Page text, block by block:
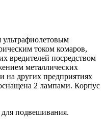
ультрафиолетовым
током комаров,
вредителей посредством
металлических
на других предприятиях
2 лампами. Корпус
подвешивания.